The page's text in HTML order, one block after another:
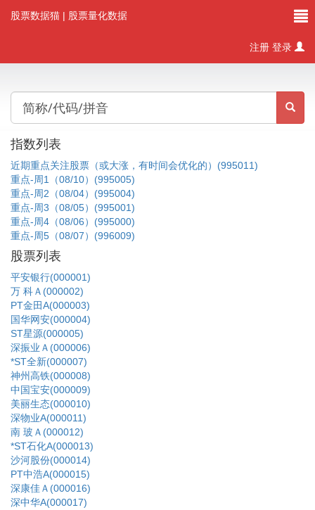
股票数据猫 | 股票量化数据
注册 登录
指数列表
近期重点关注股票（或大涨，有时间会优化的）(995011)
重点-周1（08/10）(995005)
重点-周2（08/04）(995004)
重点-周3（08/05）(995001)
重点-周4（08/06）(995000)
重点-周5（08/07）(996009)
股票列表
平安银行(000001)
万 科Ａ(000002)
PT金田A(000003)
国华网安(000004)
ST星源(000005)
深振业Ａ(000006)
*ST全新(000007)
神州高铁(000008)
中国宝安(000009)
美丽生态(000010)
深物业A(000011)
南 玻Ａ(000012)
*ST石化A(000013)
沙河股份(000014)
PT中浩A(000015)
深康佳Ａ(000016)
深中华A(000017)